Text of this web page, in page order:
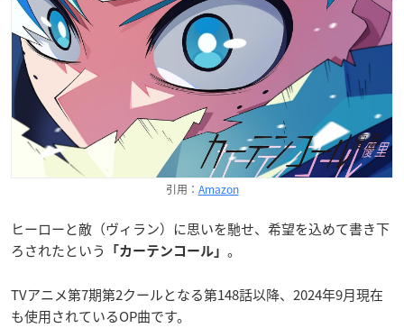
引用： Amazon
ヒーローと敵（ヴィラン）に思いを馳せ、希望を込めて書き下
ろされたという
「カーテンコール」 。
TVアニメ第7期第2クールとなる第148話以降、2024年9月現在
も使用されているOP曲です。